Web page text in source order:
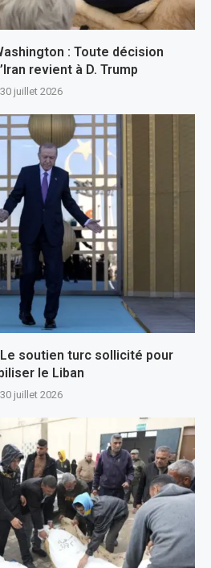
: Toute décision
revient à D. Trump
30 juillet 2026
Le soutien turc sollicité pour
le Liban
30 juillet 2026